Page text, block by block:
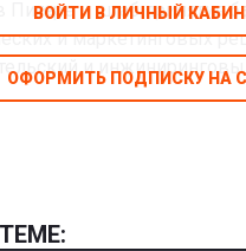
Питере и штаб принятия
и маркетинговых
и
ВОЙТИ В ЛИЧНЫЙ
ОФОРМИТЬ ПОДПИСКУ НА